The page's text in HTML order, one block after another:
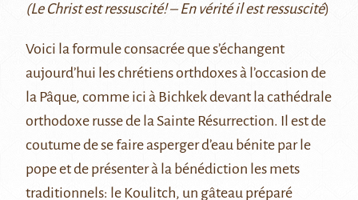
(Le Christ est ressuscité! – En vérité il est ressuscité)
Voici la formule consacrée que s’échangent
aujourd’hui les chrétiens orthdoxes à l’occasion de
la Pâque, comme ici à Bichkek devant la cathédrale
orthodoxe russe de la Sainte Résurrection. Il est de
coutume de se faire asperger d’eau bénite par le
pope et de présenter à la bénédiction les mets
traditionnels: le Koulitch, un gâteau préparé